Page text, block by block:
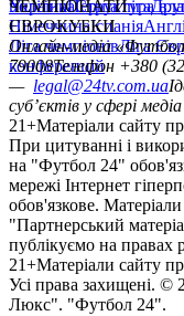
політикаСтруктура
УкраїнаПерша ліга
ЧЕМПІОНАТИ
НімеччинаІспанія
ЄВРОКУБКИ
Ліга чемпіонівЛіга
конференцій
Онлайн-медіа
79008Телефон +380
— legal@24tv.com.ua
суб’єктів у сфері
21+Матеріали сайту
При цитуванні і
на "Футбол 24"
мережі Інтернет
обов'язкове.
"Партнерський
публікуємо на правах
21+Матеріали сайту
Усi права захищенi. ©
Люкс". "Футбол 24".